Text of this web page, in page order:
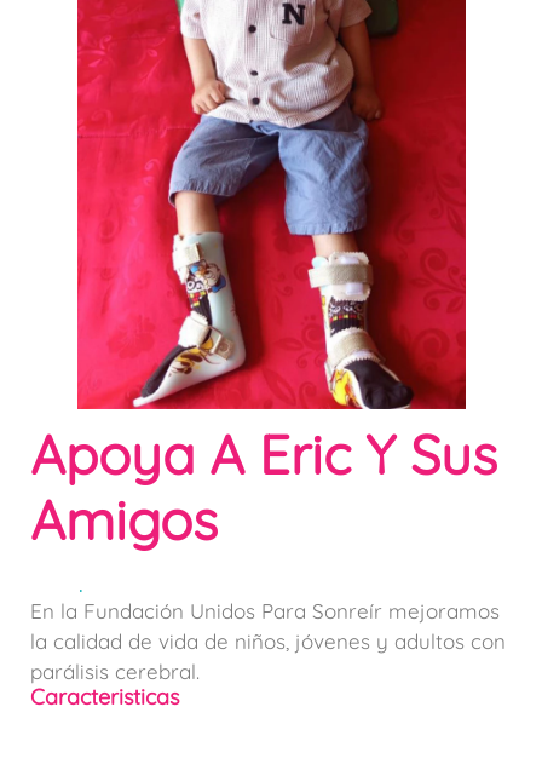
Apoya A Eric Y Sus
Amigos
.
En la Fundación Unidos Para Sonreír mejoramos
la calidad de vida de niños, jóvenes y adultos con
parálisis cerebral.
Caracteristicas